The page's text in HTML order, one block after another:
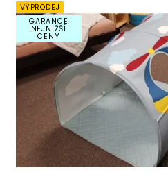
VÝPRODEJ
GARANCE
NEJNIŽŠÍ
CENY